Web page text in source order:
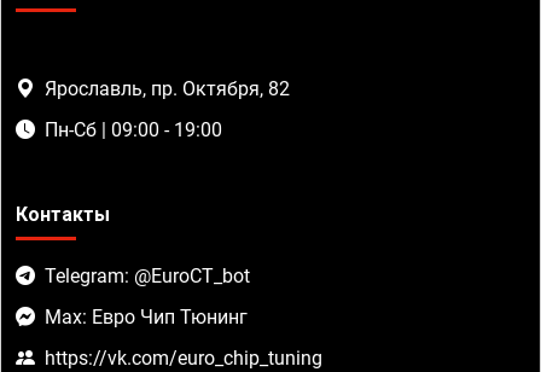
Ярославль, пр. Октября, 82
Пн-Сб | 09:00 - 19:00
Контакты
Telegram: @EuroCT_bot
Max: Евро Чип Тюнинг
https://vk.com/euro_chip_tuning